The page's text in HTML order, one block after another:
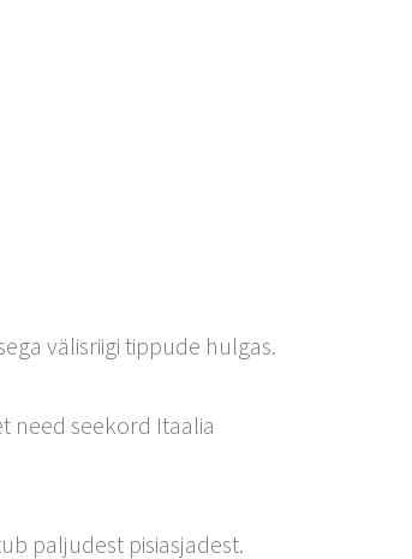
välisriigi tippude hulgas.
need seekord Itaalia
paljudest pisiasjadest.